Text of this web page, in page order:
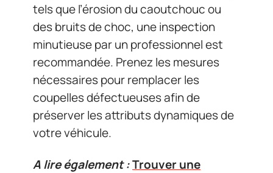
tels que l’érosion du caoutchouc ou
des bruits de choc, une inspection
minutieuse par un professionnel est
recommandée. Prenez les mesures
nécessaires pour remplacer les
coupelles défectueuses afin de
préserver les attributs dynamiques de
votre véhicule.
A lire également :Trouver une